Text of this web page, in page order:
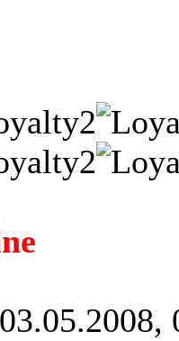
03.05.2008,